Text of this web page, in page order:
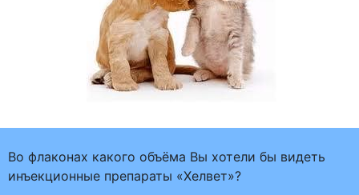
Во флаконах какого объёма Вы хотели бы видеть
инъекционные препараты «Хелвет»?